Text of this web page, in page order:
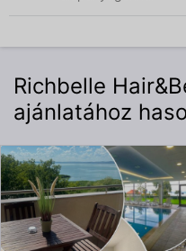
Richbelle
ajánlatához